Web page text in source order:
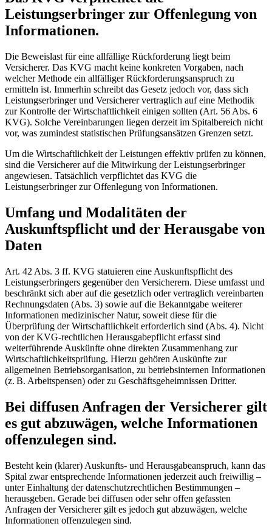
Leistungserbringer zur Offenlegung von
Informationen.
Die Beweislast für eine allfällige Rückforderung liegt beim
Versicherer. Das KVG macht keine konkreten Vorgaben, nach
welcher Methode ein allfälliger Rückforderungsanspruch zu
ermitteln ist. Immerhin schreibt das Gesetz jedoch vor, dass sich
Leistungserbringer und Versicherer vertraglich auf eine Methodik
zur Kontrolle der Wirtschaftlichkeit einigen sollten (Art. 56 Abs. 6
KVG). Solche Vereinbarungen liegen derzeit im Spitalbereich nicht
vor, was zumindest statistischen Prüfungsansätzen Grenzen setzt.
Um die Wirtschaftlichkeit der Leistungen effektiv prüfen zu können,
sind die Versicherer auf die Mitwirkung der Leistungserbringer
angewiesen. Tatsächlich verpflichtet das KVG die
Leistungserbringer zur Offenlegung von Informationen.
Umfang und Modalitäten der
Auskunftspflicht und der Herausgabe von
Daten
Art. 42 Abs. 3 ff. KVG statuieren eine Auskunftspflicht des
Leistungserbringers gegenüber den Versicherern. Diese umfasst und
beschränkt sich aber auf die gesetzlich oder vertraglich vereinbarten
Rechnungsdaten (Abs. 3) sowie auf die Bekanntgabe weiterer
Informationen medizinischer Natur, soweit diese für die
Überprüfung der Wirtschaftlichkeit erforderlich sind (Abs. 4). Nicht
von der KVG-rechtlichen Herausgabepflicht erfasst sind
weiterführende Auskünfte ohne direkten Zusammenhang zur
Wirtschaftlichkeitsprüfung. Hierzu gehören Auskünfte zur
allgemeinen Betriebsorganisation, zu betriebsinternen Informationen
(z. B. Arbeitspensen) oder zu Geschäftsgeheimnissen Dritter.
Bei diffusen Anfragen der Versicherer gilt
es gut ab­zu­wägen, welche Informationen
offen­zulegen sind.
Besteht kein (klarer) Auskunfts- und Herausgabeanspruch, kann das
Spital zwar entsprechende Informationen jederzeit auch freiwillig –
unter Einhaltung der datenschutzrechtlichen Bestimmungen –
herausgeben. Gerade bei diffusen oder sehr offen gefassten
Anfragen der Versicherer gilt es jedoch gut abzuwägen, welche
Informationen offenzulegen sind.